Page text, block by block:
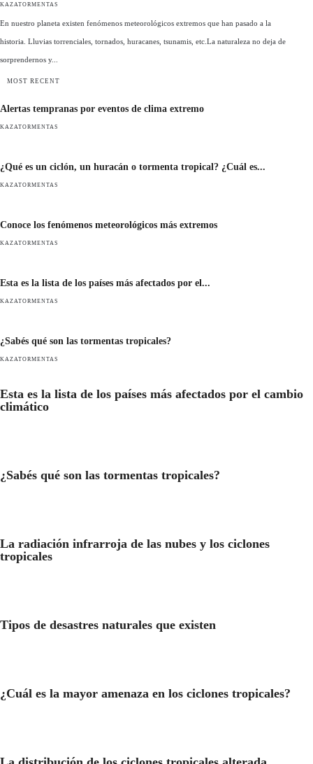
KAZATORMENTAS
En nuestro planeta existen fenómenos meteorológicos extremos que han pasado a la
historia. Lluvias torrenciales, tornados, huracanes, tsunamis, etc.La naturaleza no deja de
sorprendernos y...
MOST RECENT
Alertas tempranas por eventos de clima extremo
KAZATORMENTAS
¿Qué es un ciclón, un huracán o tormenta tropical? ¿Cuál es...
KAZATORMENTAS
Conoce los fenómenos meteorológicos más extremos
KAZATORMENTAS
Esta es la lista de los países más afectados por el...
KAZATORMENTAS
¿Sabés qué son las tormentas tropicales?
KAZATORMENTAS
Esta es la lista de los países más afectados por el cambio
climático
¿Sabés qué son las tormentas tropicales?
La radiación infrarroja de las nubes y los ciclones
tropicales
Tipos de desastres naturales que existen
¿Cuál es la mayor amenaza en los ciclones tropicales?